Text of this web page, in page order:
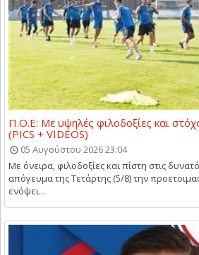
Π.Ο.Ε: Με υψηλές φιλοδοξίες και
(PICS + VIDEOS)
05 Αυγούστου 2026 23:04
Με όνειρα, φιλοδοξίες και πίστη στις
απόγευμα της Τετάρτης (5/8) την
ενόψει...